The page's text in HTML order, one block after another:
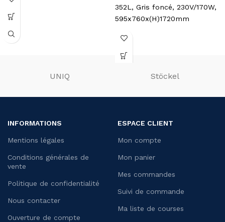
352L, Gris foncé, 230V/170W,
595x760x(H)1720mm
UNIQ Stöckel
INFORMATIONS
Mentions légales
Conditions générales de
vente
Politique de confidentialité
Nous contacter
Ouverture de compte
ESPACE CLIENT
Mon compte
Mon panier
Mes commandes
Suivi de commande
Ma liste de courses